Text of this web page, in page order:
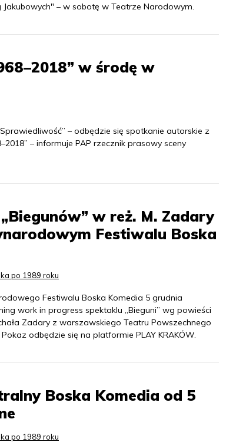
Jakubowych" – w sobotę w Teatrze Narodowym.
w środę w
– odbędzie się spotkanie autorskie z
– informuje PAP rzecznik prasowy sceny
w reż. M. Zadary
Festiwalu Boska
po 1989 roku
Festiwalu Boska Komedia 5 grudnia
work in progress spektaklu „Bieguni” wg powieści
Zadary z warszawskiego Teatru Powszechnego
odbędzie się na platformie PLAY KRAKÓW.
Boska Komedia od 5
po 1989 roku